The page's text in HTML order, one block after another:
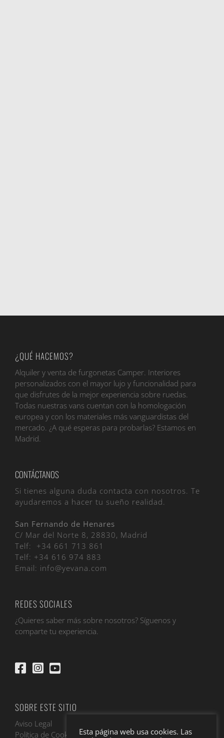
¿QUÉ HACEMOS?
Alquiler y venta de furgonetas Camper. Interiores
personalizados con el mayor lujo y funcionalidad para
que disfrutes de la mejor experiencia sobre ruedas.
Todas nuestras vans cuentan con la homologación
europea y con los materiales más vanguardistas del
mercado. ¿A qué esperas para probarlas? Estamos en
Madrid.
CONTÁCTANOS
Si tienes alguna duda contacta con nosotros. Te
ayudaremos a hacer tu sueño realidad.
San Fernando de Henares
C/ Mar del Norte 8, 28830, Madrid
Telf: +34 661 713 861
Telf: +34 616 974 883
Email: info@yevana.com
REDES SOCIALES
¿Quieres saber más sobre nosotros? Síguenos y
comparte tu experiencia.
SOBRE ESTE SITIO
Aviso Legal
Política de Cookies
Esta página web usa cookies. Las